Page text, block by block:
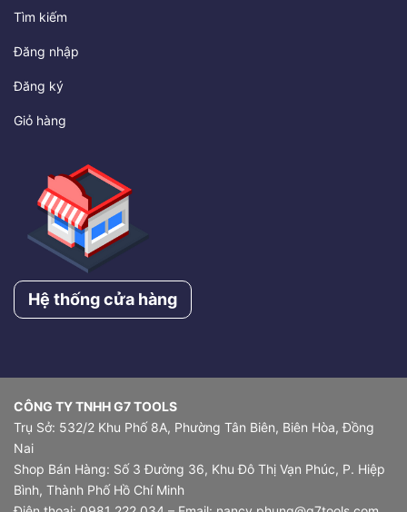
Tìm kiếm
Đăng nhập
Đăng ký
Giỏ hàng
Hệ thống cửa hàng
CÔNG TY TNHH G7 TOOLS
Trụ Sở: 532/2 Khu Phố 8A, Phường Tân Biên, Biên Hòa, Đồng
Nai
Shop Bán Hàng: Số 3 Đường 36, Khu Đô Thị Vạn Phúc, P. Hiệp
Bình, Thành Phố Hồ Chí Minh